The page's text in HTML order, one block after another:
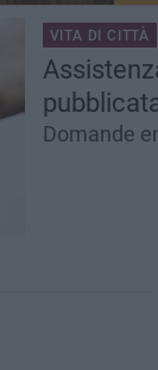
VITA DI CITTÀ
Domande